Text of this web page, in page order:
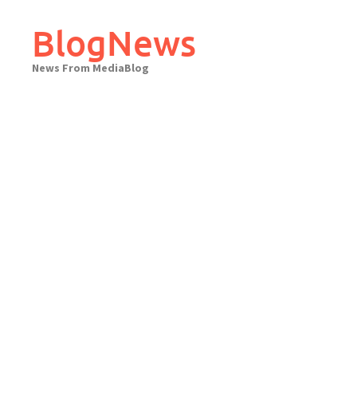
contentBlogNews
News From MediaBlog